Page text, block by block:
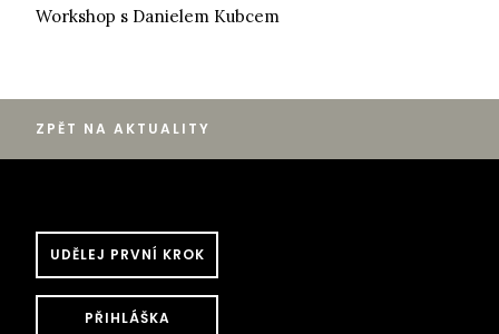
Workshop s Danielem Kubcem
ZPĚT NA AKTUALITY
UDĚLEJ PRVNÍ KROK
PŘIHLÁŠKA